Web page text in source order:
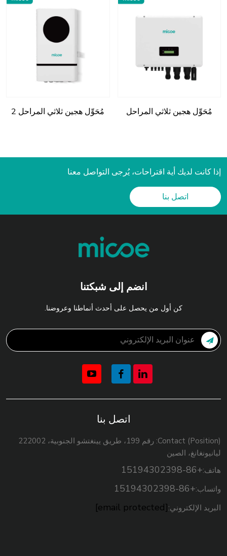
البطاريات الليثيوم الشمسيّة
مُحَوِّل هجين ثلاثي المراحل 2 مُحَوِّل هجين ثلاثي المراحل
إذا كانت لديك أية اقتراحات، يُرجى التواصل معنا
اتصل بنا
انضم إلى شبكتنا
كن أول من يحصل على أحدث أنماطنا وعروضنا.
اتصل بنا
Contact (Position): رقم 199، طريق يينغتشو الجنوبية، 222002
ليانيونغانغ، الصين
هاتف:+86-15194302398
واتساب:+86-15194302398
البريد الإلكتروني:[email protected]